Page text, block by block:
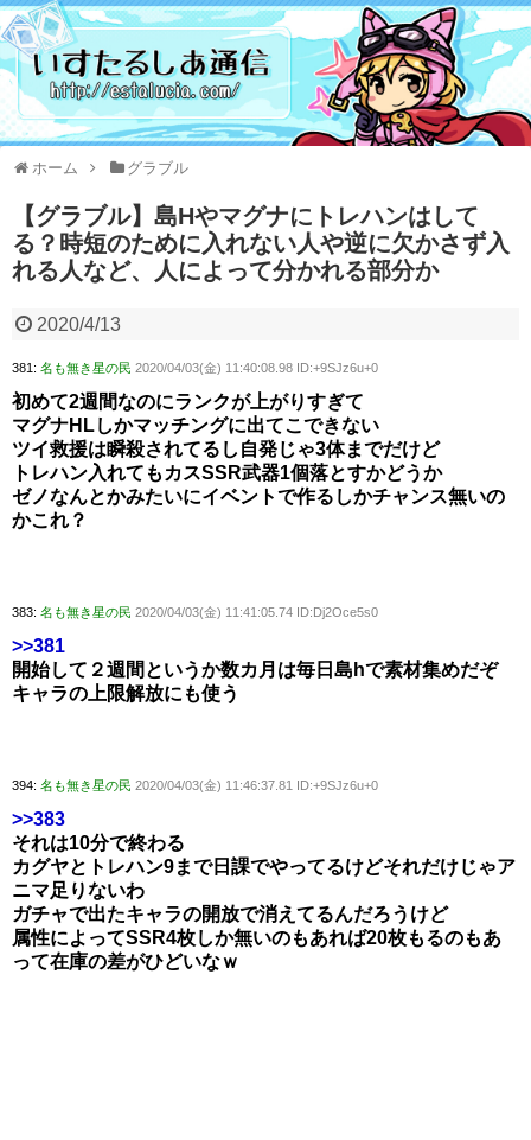
ホーム グラブル
【グラブル】島Hやマグナにトレハンはして
る？時短のために入れない人や逆に欠かさず入
れる人など、人によって分かれる部分か
2020/4/13
381: 名も無き星の民 2020/04/03(金) 11:40:08.98 ID:+9SJz6u+0
初めて2週間なのにランクが上がりすぎて
マグナHLしかマッチングに出てこできない
ツイ救援は瞬殺されてるし自発じゃ3体までだけど
トレハン入れてもカスSSR武器1個落とすかどうか
ゼノなんとかみたいにイベントで作るしかチャンス無いの
かこれ？
383: 名も無き星の民 2020/04/03(金) 11:41:05.74 ID:Dj2Oce5s0
>>381
開始して２週間というか数カ月は毎日島hで素材集めだぞ
キャラの上限解放にも使う
394: 名も無き星の民 2020/04/03(金) 11:46:37.81 ID:+9SJz6u+0
>>383
それは10分で終わる
カグヤとトレハン9まで日課でやってるけどそれだけじゃア
ニマ足りないわ
ガチャで出たキャラの開放で消えてるんだろうけど
属性によってSSR4枚しか無いのもあれば20枚もるのもあ
って在庫の差がひどいなｗ